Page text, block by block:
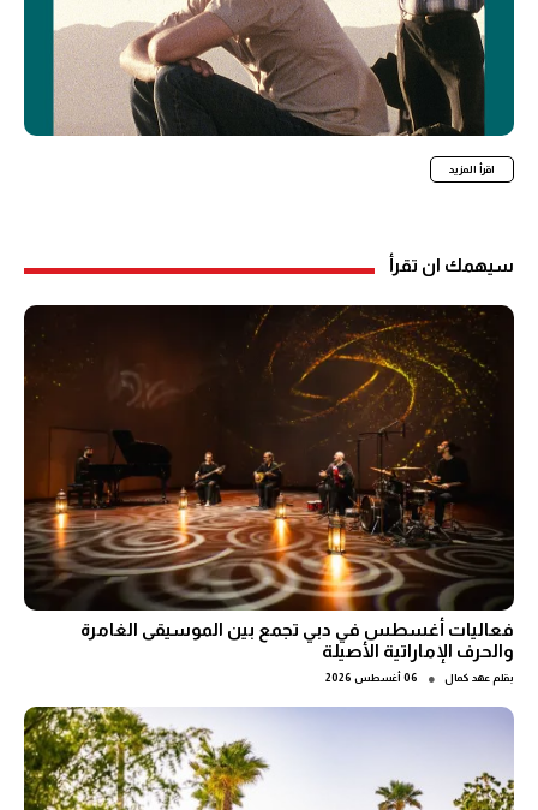
اقرأ المزيد
سيهمك ان تقرأ
فعاليات أغسطس في دبي تجمع بين الموسيقى الغامرة
والحرف الإماراتية الأصيلة
بقلم عهد كمال ● 06 أغسطس 2026